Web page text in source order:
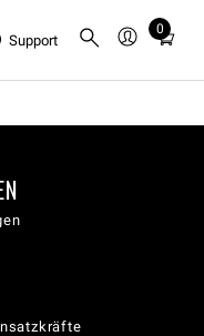
Support
0
Total
cart: